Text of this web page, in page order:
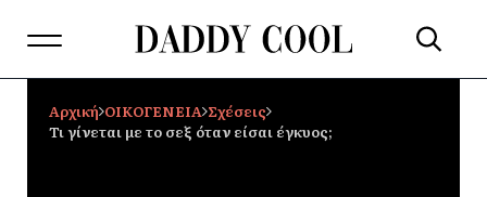
Αρχική ΟΙΚΟΓΕΝΕΙΑ Σχέσεις
Τι γίνεται με το σεξ όταν είσαι έγκυος;